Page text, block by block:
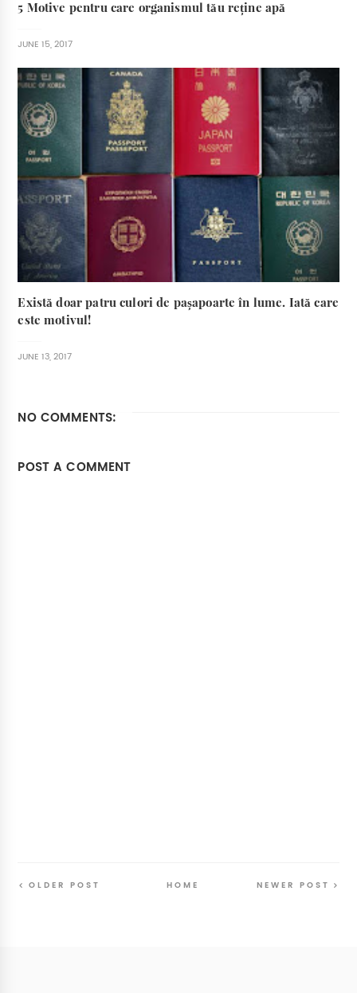
5 Motive pentru care organismul tău reține apă
JUNE 15, 2017
Există doar patru culori de pașapoarte în lume. Iată care
este motivul!
JUNE 13, 2017
NO COMMENTS:
POST A COMMENT
NEWER POST
OLDER POST HOME